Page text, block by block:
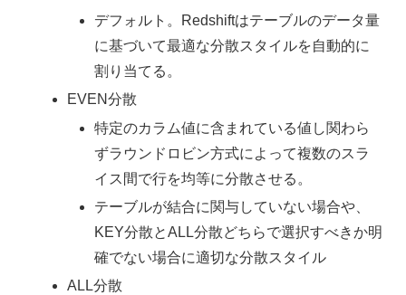
デフォルト。Redshiftはテーブルのデータ量
に基づいて最適な分散スタイルを自動的に
割り当てる。
EVEN分散
特定のカラム値に含まれている値し関わら
ずラウンドロビン方式によって複数のスラ
イス間で行を均等に分散させる。
テーブルが結合に関与していない場合や、
KEY分散とALL分散どちらで選択すべきか明
確でない場合に適切な分散スタイル
ALL分散